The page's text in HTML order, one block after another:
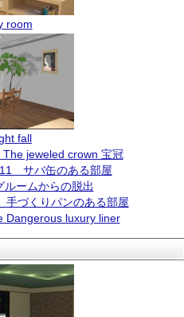
room
fall
jeweled crown 宝冠
サバ缶のある部屋
ルームからの脱出
づくりパンのある部屋
Dangerous luxury liner